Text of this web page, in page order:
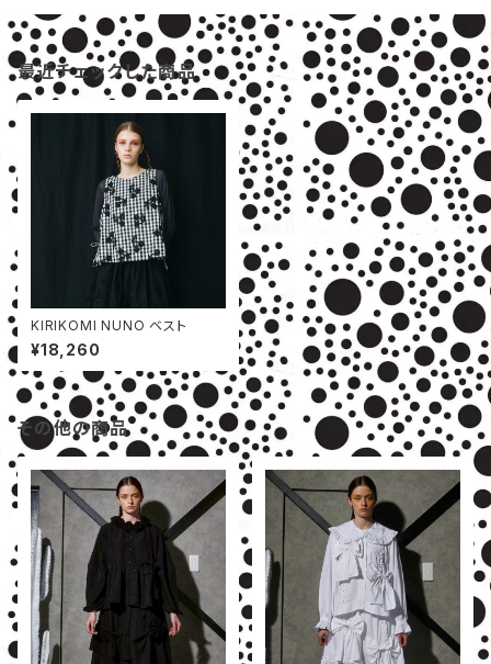
最近チェックした商品
KIRIKOMI NUNO ベスト
¥18,260
その他の商品